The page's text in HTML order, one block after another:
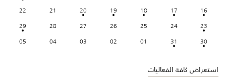
16
17
18
19
20
21
22
23
24
25
26
27
28
29
30
31
01
02
03
04
05
استعراض كافة الفعاليات